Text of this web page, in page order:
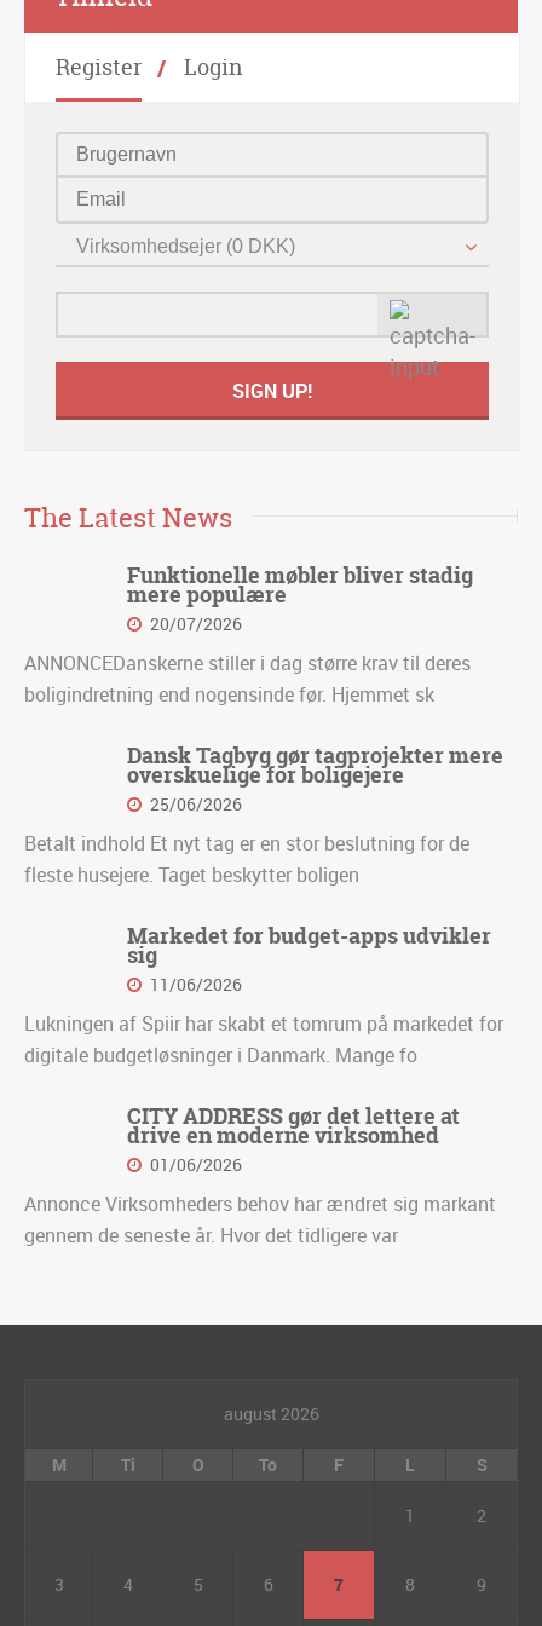
Register Login
Virksomhedsejer (0 DKK)
The Latest News
Funktionelle møbler bliver stadig
mere populære
20/07/2026
ANNONCEDanskerne stiller i dag større krav til deres
boligindretning end nogensinde før. Hjemmet sk
Dansk Tagbyg gør tagprojekter mere
overskuelige for boligejere
25/06/2026
Betalt indhold Et nyt tag er en stor beslutning for de
fleste husejere. Taget beskytter boligen
Markedet for budget-apps udvikler
sig
11/06/2026
Lukningen af Spiir har skabt et tomrum på markedet for
digitale budgetløsninger i Danmark. Mange fo
CITY ADDRESS gør det lettere at
drive en moderne virksomhed
01/06/2026
Annonce Virksomheders behov har ændret sig markant
gennem de seneste år. Hvor det tidligere var
august 2026
M Ti O To F L S
1 2
3 4 5 6 7 8 9